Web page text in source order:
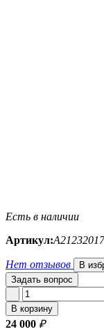
Есть в наличии
Артикул:
Нет отзывов
В
Задать вопрос
В корзину
24 000 ₽